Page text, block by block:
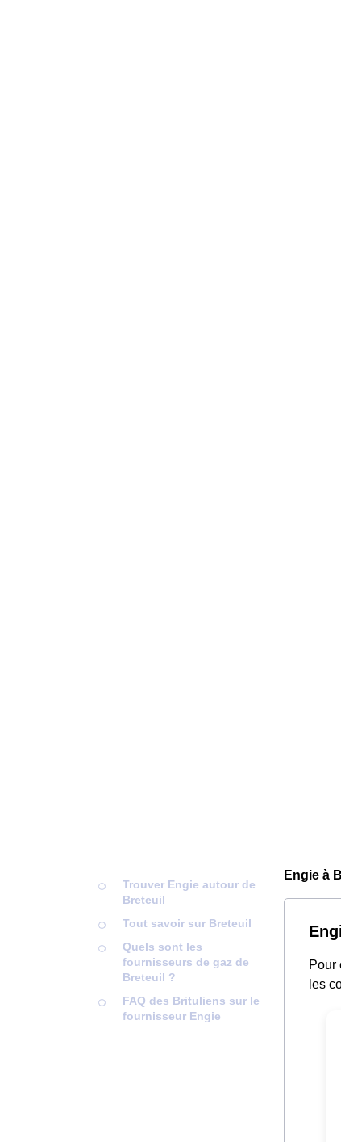
Trouver Engie autour de
Breteuil
Tout savoir sur Breteuil
Quels sont les
fournisseurs de gaz de
Breteuil ?
FAQ des Brituliens sur le
fournisseur Engie
Engie à
Pour
les